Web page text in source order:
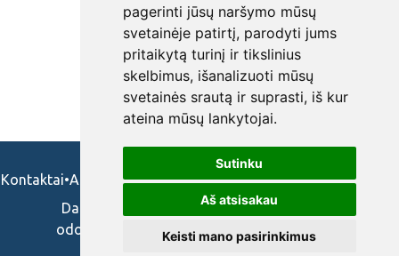
pagerinti jūsų naršymo mūsų
svetainėje patirtį, parodyti jums
pritaikytą turinį ir tikslinius
skelbimus, išanalizuoti mūsų
svetainės srautą ir suprasti, iš kur
ateina mūsų lankytojai.
Sutinku
Aš atsisakau
Keisti mano pasirinkimus
Kontaktai•Apie mus•Naudojimosi taisykės•Privatumo politika
Darbo skelbimai ir pasiūlymai: gydytojams,
odontologams, slaugytojams, veterinarams,